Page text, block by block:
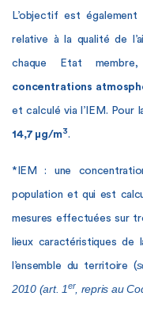
L’objectif est
relative à la qualité de
chaque Etat
concentrations
et calculé via l’IEM.
14,7 µg/m3.
*IEM : une
population et qui est
mesures effectuées sur
lieux caractéristiques
l’ensemble du territoire (
2010 (art. 1er, repris au